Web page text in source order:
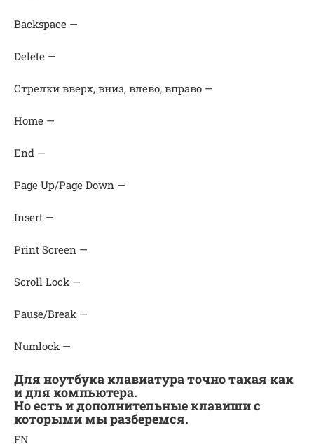
Baсkspace —
Delete —
Стрелки вверх, вниз, влево, вправо —
Home —
End —
Page Up/Page Down —
Insert —
Print Screen —
Scroll Lock —
Pause/Break —
Numlock —
Для ноутбука клавиатура точно такая как
и для компьютера.
Но есть и дополнительные клавиши с
которыми мы разберемся.
FN